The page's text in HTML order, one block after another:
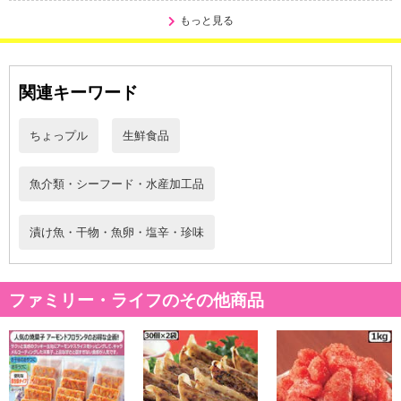
参考の掲載画像や画像内のバーコードなど、お届け商品と多少異な
る場合がございます。
了により、商品詳細内に記載の原産国・原材料の表記が旧表記の場
合がございます。
によるお申込み後のキャンセル・返品交換は対応いたしかねます。
【お支払いについて】
※d払い、PayPay、au PAY、au PAY（auかんたん決済）、ソフトバ
ンクまとめて支払い、楽天ペイ、メルペイ、AEON Pay、Amazon
Payでお支払いの場合、決済のため外部サイトへ遷移します。
※予約商品は決済手段ごとに定められた決済期限日にお支払いを完
了することがございます。ご了承いただいたうえでお申し込みくだ
さい。
【配送伝票番号について】
※配送形態がメール便の商品については、商品の発送完了後、配送
もっと見る
関連キーワード
ちょっプル 生鮮食品
魚介類・シーフード・水産加工品
漬け魚・干物・魚卵・塩辛・珍味
ファミリー・ライフのその他商品